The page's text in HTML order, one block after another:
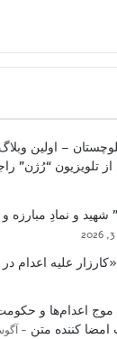
– اولین
تلویزیون “رُژن”
شهید و نمادِ
علیه اعدام
اعدام‌ها و
کننده متن
آگوست